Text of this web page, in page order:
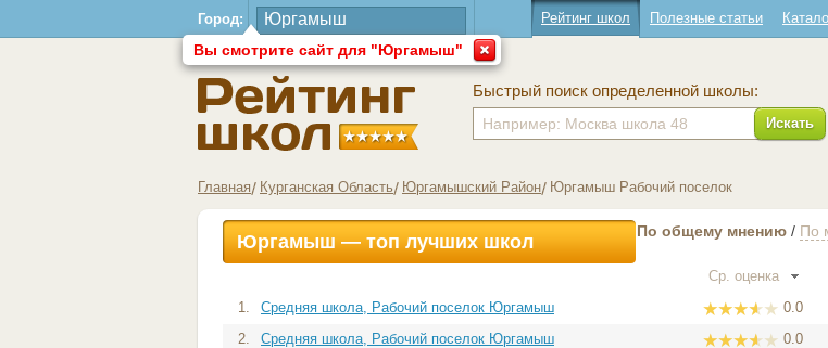
Город:
Вы смотрите сайт для "Юргамыш"
Рейтинг школ Полезные статьи
Быстрый поиск определенной школы:
Искать
Главная Курганская Область Юргамышский Район Юргамыш Рабочий поселок
Юргамыш — топ лучших школ По общему мнению / По
Ср. оценка
1.
Средняя школа, Рабочий поселок Юргамыш 0.0
2.
Средняя школа, Рабочий поселок Юргамыш 0.0